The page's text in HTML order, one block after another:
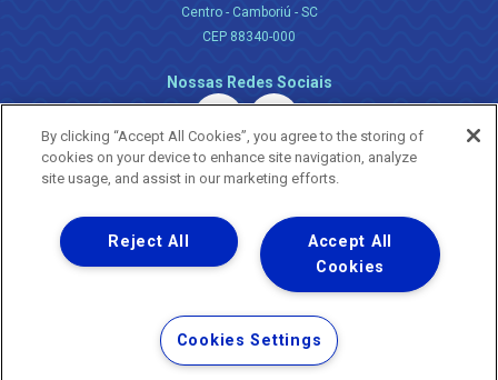
Centro - Camboriú - SC
CEP 88340-000
Nossas Redes Sociais
Uma empresa
Copyright ® 2026 - Todos os Direitos Reservados.
Nossa natureza movimenta a vida
Termos Gerais de Uso de Sites e Aplicativos
Política de Privacidade e Proteção de Dados
By clicking “Accept All Cookies”, you agree to the storing of
cookies on your device to enhance site navigation, analyze
site usage, and assist in our marketing efforts.
Accept All
Cookies
Reject All
Cookies Settings